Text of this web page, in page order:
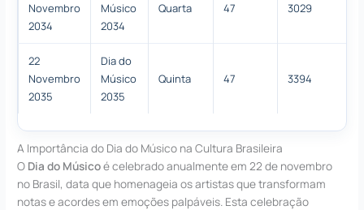
Novembro
2034
Músico
2034
Quarta 47 3029
22
Novembro
2035
Dia do
Músico
2035
Quinta 47 3394
A Importância do Dia do Músico na Cultura Brasileira
O Dia do Músicoé celebrado anualmente em 22 de novembro
no Brasil, data que homenageia os artistas que transformam
notas e acordes em emoções palpáveis. Esta celebração